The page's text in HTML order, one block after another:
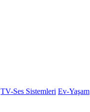
TV-Ses Sistemleri Ev-Yaşam